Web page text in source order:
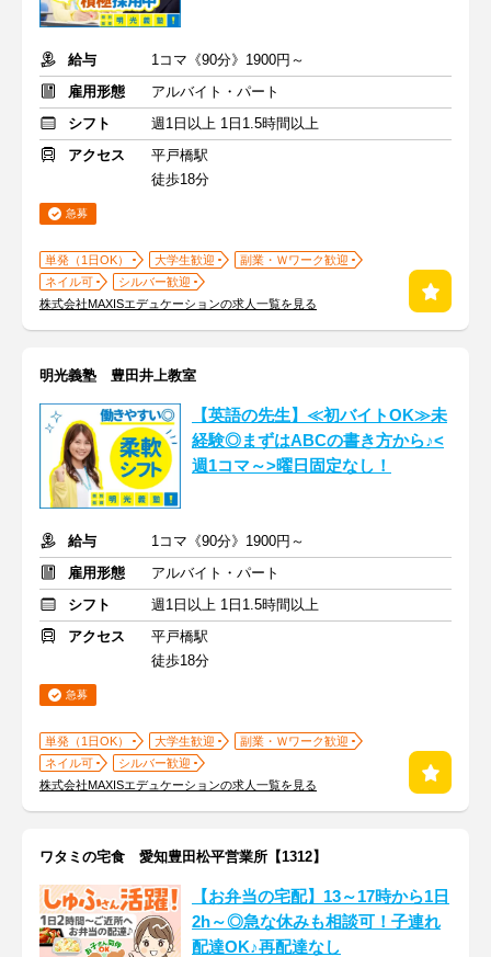
給与
1コマ《90分》1900円～
雇用形態
アルバイト・パート
シフト
週1日以上 1日1.5時間以上
アクセス
平戸橋駅
徒歩18分
急募
単発（1日OK） 大学生歓迎
副業・Ｗワーク歓迎
ネイル可
シルバー歓迎
株式会社MAXISエデュケーションの求人一覧を見る
明光義塾 豊田井上教室
【英語の先生】≪初バイトOK≫未
経験◎まずはABCの書き方から♪<
週1コマ～>曜日固定なし！
給与
1コマ《90分》1900円～
雇用形態
アルバイト・パート
シフト
週1日以上 1日1.5時間以上
アクセス
平戸橋駅
徒歩18分
急募
単発（1日OK） 大学生歓迎
副業・Ｗワーク歓迎
ネイル可
シルバー歓迎
株式会社MAXISエデュケーションの求人一覧を見る
ワタミの宅食 愛知豊田松平営業所【1312】
【お弁当の宅配】13～17時から1日
2h～◎急な休みも相談可！子連れ
配達OK♪再配達なし